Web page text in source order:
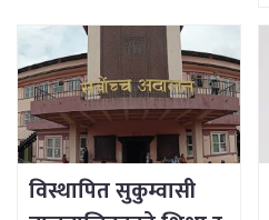
विस्थापित सुकुम्वासी